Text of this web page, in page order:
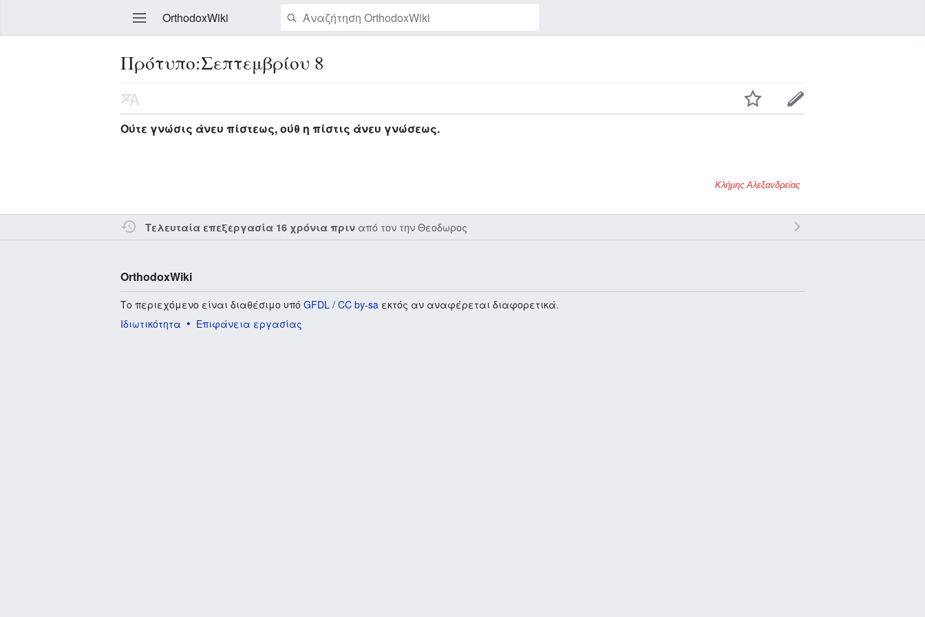
OrthodoxWiki
Επεξεργασία
Πρότυπο:Σεπτεμβρίου 8
Ούτε γνώσις άνευ πίστεως, ούθ η πίστις άνευ γνώσεως.
Κλήμης Αλεξανδρείας
Τελευταία επεξεργασία 16 χρόνια πριν από τον τηνΘεοδωρος
OrthodoxWiki
Το περιεχόμενο είναι διαθέσιμο υπόGFDL / CC by-sa εκτός αν αναφέρεται διαφορετικά.
Ιδιωτικότητα
Επιφάνεια εργασίας